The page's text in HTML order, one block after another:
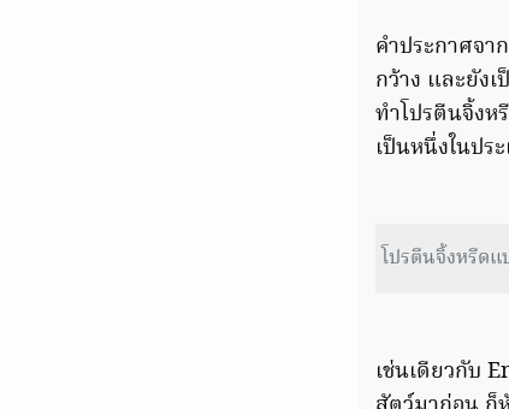
คำประกาศจา
กว้าง และยัง
ทำโปรตีนจิ้งห
เป็นหนึ่งในป
โปรตีนจิ้งหรีด
เช่นเดียวกับ